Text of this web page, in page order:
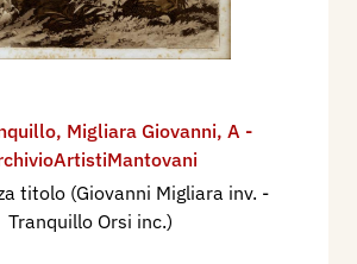
, Migliara Giovanni, A -
titolo (Giovanni Migliara inv. -
Tranquillo Orsi inc.)